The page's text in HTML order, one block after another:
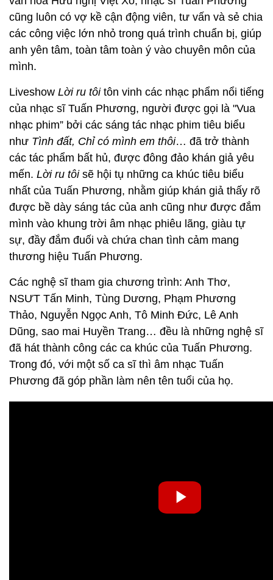
cũng luôn có vợ kề cận động viên, tư vấn và sẻ chia
các công việc lớn nhỏ trong quá trình chuẩn bị, giúp
anh yên tâm, toàn tâm toàn ý vào chuyên môn của
mình.
Liveshow Lời ru tôitôn vinh các nhạc phẩm nổi tiếng
của nhạc sĩ Tuấn Phương, người được gọi là "Vua
nhạc phim” bởi các sáng tác nhạc phim tiêu biểu
như Tình đất, Chỉ có mình em thôi… đã trở thành
các tác phẩm bất hủ, được đông đảo khán giả yêu
mến. Lời ru tôisẽ hội tụ những ca khúc tiêu biểu
nhất của Tuấn Phương, nhằm giúp khán giả thấy rõ
được bề dày sáng tác của anh cũng như được đắm
mình vào khung trời âm nhạc phiêu lãng, giàu tự
sự, đầy đắm đuối và chứa chan tình cảm mang
thương hiệu Tuấn Phương.
Các nghệ sĩ tham gia chương trình: Anh Thơ,
NSƯT Tấn Minh, Tùng Dương, Phạm Phương
Thảo, Nguyễn Ngọc Anh, Tô Minh Đức, Lê Anh
Dũng, sao mai Huyền Trang… đều là những nghệ sĩ
đã hát thành công các ca khúc của Tuấn Phương.
Trong đó, với một số ca sĩ thì âm nhạc Tuấn
Phương đã góp phần làm nên tên tuổi của họ.